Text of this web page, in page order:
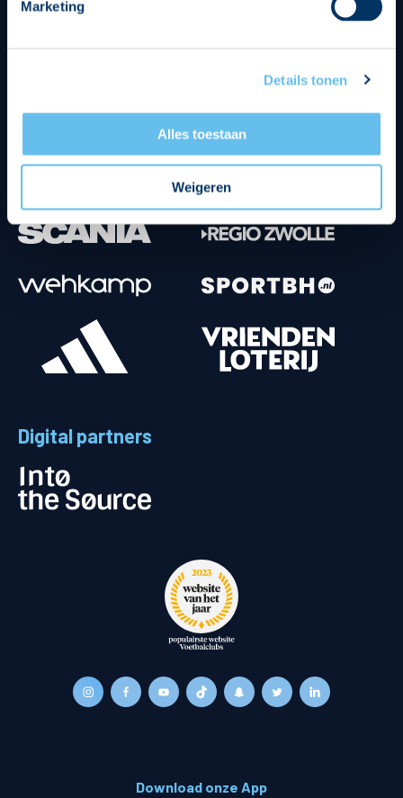
Marketing
Details tonen
Alles toestaan
Weigeren
Digital partners
Download onze App